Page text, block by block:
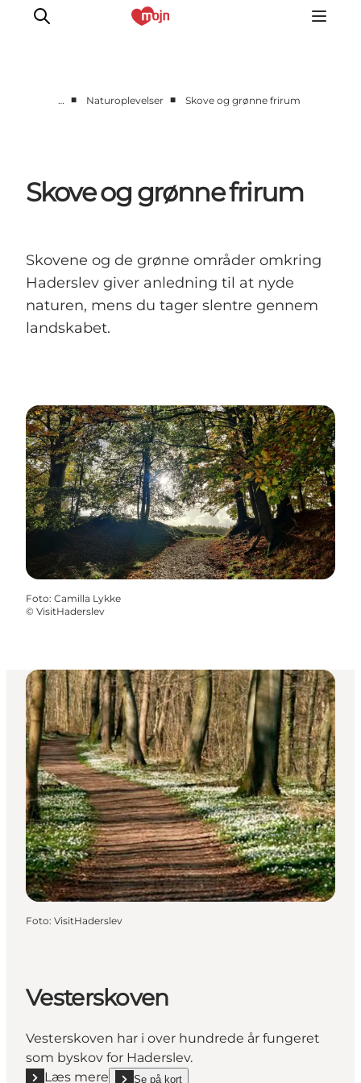
Natur
Overnatning
Planlæg din tur
… ■ Naturoplevelser ■ Skove og grønne frirum
Skove og grønne frirum
Skovene og de grønne områder omkring
Haderslev giver anledning til at nyde
naturen, mens du tager slentre gennem
landskabet.
Foto: Camilla Lykke
© VisitHaderslev
Foto: VisitHaderslev
Vesterskoven
Vesterskoven har i over hundrede år fungeret
som byskov for Haderslev.
Læs mere
Se på kort